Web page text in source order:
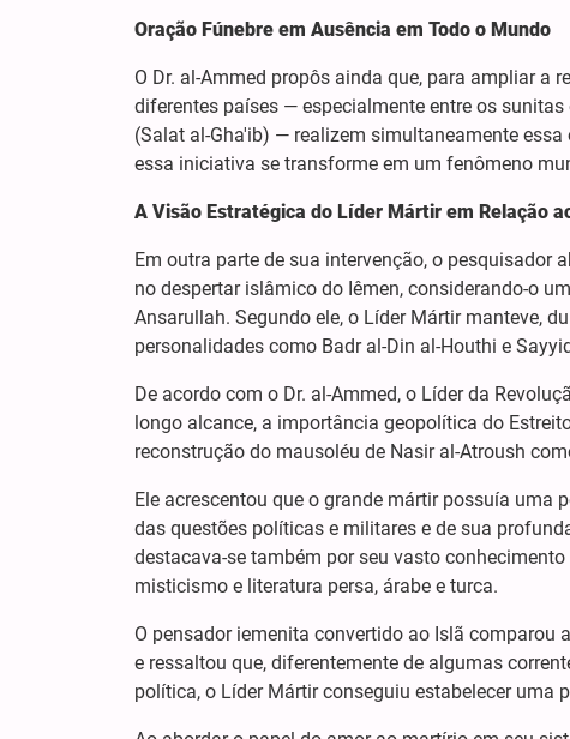
Oração Fúnebre em Ausência em Todo o Mundo
O Dr. al-Ammed propôs ainda que, para ampliar a
diferentes países — especialmente entre os
(Salat al-Gha'ib) — realizem simultaneamente
essa iniciativa se transforme em um fenômeno
A Visão Estratégica do Líder Mártir em Relação
Em outra parte de sua intervenção, o pesquisador
no despertar islâmico do Iêmen, considerando-o
Ansarullah. Segundo ele, o Líder Mártir manteve,
personalidades como Badr al-Din al-Houthi e
De acordo com o Dr. al-Ammed, o Líder da
longo alcance, a importância geopolítica do
reconstrução do mausoléu de Nasir al-Atroush
Ele acrescentou que o grande mártir possuía
das questões políticas e militares e de sua
destacava-se também por seu vasto
misticismo e literatura persa, árabe e turca.
O pensador iemenita convertido ao Islã comparou
e ressaltou que, diferentemente de algumas
política, o Líder Mártir conseguiu estabelecer uma